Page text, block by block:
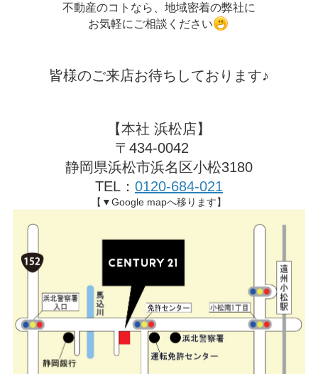
不動産のコトなら、地域密着の弊社に
お気軽にご相談ください
皆様のご来店お待ちしております♪
【本社 浜松店】
〒434-0042
静岡県浜松市浜名区小松3180
TEL： 0120-684-021
【▼Google mapへ移ります】